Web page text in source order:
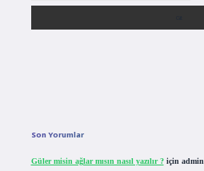
Son Yorumlar
Güler misin ağlar mısın nasıl yazılır ?için admin